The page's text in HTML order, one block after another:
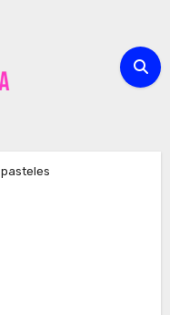
pasteles